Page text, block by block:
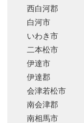
西白河郡
白河市
いわき市
二本松市
伊達市
伊達郡
会津若松市
南会津郡
南相馬市